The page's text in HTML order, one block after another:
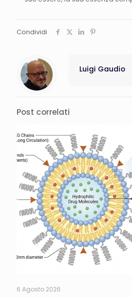
Condividi
Luigi Gaudio
Post correlati
6 Agosto 2026